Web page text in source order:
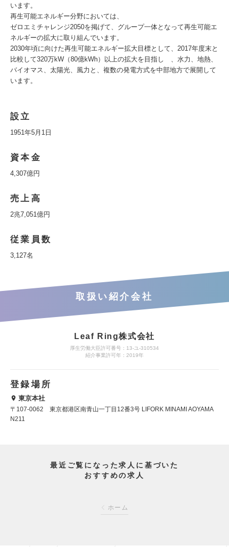
います。
再生可能エネルギー分野においては、
ゼロエミチャレンジ2050を掲げて、グループ一体となって再生可能エ
ネルギーの拡大に取り組んでいます。
2030年頃に向けた再生可能エネルギー拡大目標として、2017年度末と
比較して320万kW（80億kWh）以上の拡大を目指し 、水力、地熱、
バイオマス、太陽光、風力と、複数の発電方式を中部地方で展開して
います。
設立
1951年5月1日
資本金
4,307億円
売上高
2兆7,051億円
従業員数
3,127名
取扱い紹介会社
Leaf Ring株式会社
厚生労働大臣許可番号：13-ユ-310534
紹介事業許可年：2019年
登録場所
東京本社
〒107-0062 東京都港区南青山一丁目12番3号 LIFORK MINAMI AOYAMA
N211
最近ご覧になった求人に基づいた
おすすめの求人
ホーム